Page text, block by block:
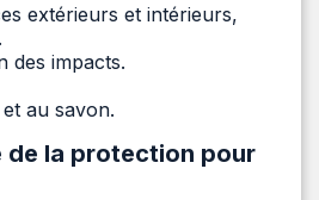
extérieurs et intérieurs,
des impacts.
au savon.
de la protection pour